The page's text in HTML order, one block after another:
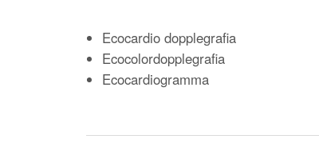
Ecocardio dopplegrafia
Ecocolordopplegrafia
Ecocardiogramma